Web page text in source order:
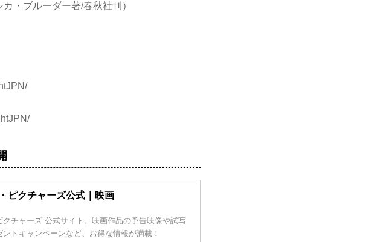
・ブルーダー著/春秋社刊）
ピクチャーズ公式｜映画
クチャーズ 公式サイト。映画作品の予告映像や試写
トキャンペーンなど、お得な情報が満載！